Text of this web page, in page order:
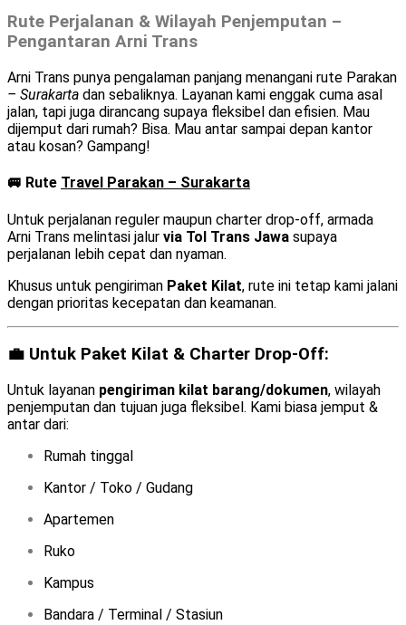
Rute Perjalanan & Wilayah Penjemputan –
Pengantaran Arni Trans
Arni Trans punya pengalaman panjang menangani rute Parakan
– Surakarta dan sebaliknya. Layanan kami enggak cuma asal
jalan, tapi juga dirancang supaya fleksibel dan efisien. Mau
dijemput dari rumah? Bisa. Mau antar sampai depan kantor
atau kosan? Gampang!
🚐 Rute Travel Parakan – Surakarta
Untuk perjalanan reguler maupun charter drop-off, armada
Arni Trans melintasi jalur via Tol Trans Jawa supaya
perjalanan lebih cepat dan nyaman.
Khusus untuk pengiriman Paket Kilat, rute ini tetap kami jalani
dengan prioritas kecepatan dan keamanan.
💼 Untuk Paket Kilat & Charter Drop-Off:
Untuk layanan pengiriman kilat barang/dokumen, wilayah
penjemputan dan tujuan juga fleksibel. Kami biasa jemput &
antar dari:
Rumah tinggal
Kantor / Toko / Gudang
Apartemen
Ruko
Kampus
Bandara / Terminal / Stasiun